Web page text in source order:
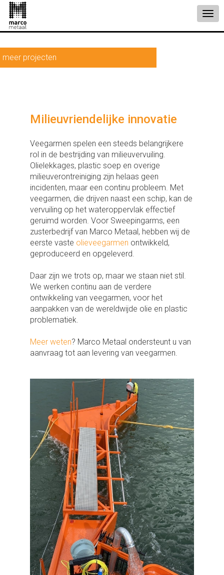
meer projecten
Milieuvriendelijke innovatie
Veegarmen spelen een steeds belangrijkere
rol in de bestrijding van milieuvervuiling.
Olielekkages, plastic soep en overige
milieuverontreiniging zijn helaas geen
incidenten, maar een continu probleem. Met
veegarmen, die drijven naast een schip, kan de
vervuiling op het wateroppervlak effectief
geruimd worden. Voor Sweepingarms, een
zusterbedrijf van Marco Metaal, hebben wij de
eerste vaste olieveegarmen ontwikkeld,
geproduceerd en opgeleverd.
Daar zijn we trots op, maar we staan niet stil.
We werken continu aan de verdere
ontwikkeling van veegarmen, voor het
aanpakken van de wereldwijde olie en plastic
problematiek.
Meer weten? Marco Metaal ondersteunt u van
aanvraag tot aan levering van veegarmen.